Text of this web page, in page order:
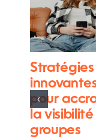
Stratégies
pour
la visibilité
groupes